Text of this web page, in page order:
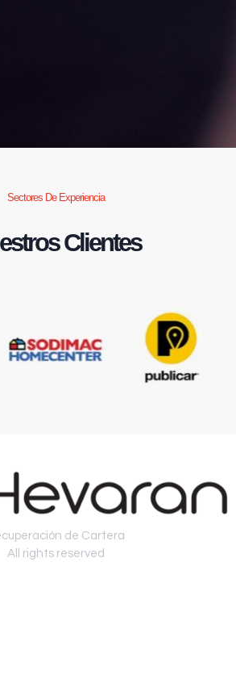
Sectores De Experiencia
Clientes
de Cartera
All rights reserved